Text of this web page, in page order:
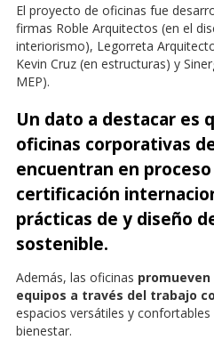
El proyecto de oficinas fue
firmas Roble Arquitectos (en el
interiorismo), Legorreta
Kevin Cruz (en estructuras) y
MEP).
Un dato a destacar es
oficinas corporativas
encuentran en
certificación
prácticas de y diseño
sostenible.
Además, las oficinas
equipos a través del trabajo
espacios versátiles y
bienestar.